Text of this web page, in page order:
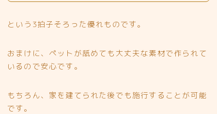
という3拍子そろった優れものです。
おまけに、ペットが舐めても大丈夫な素材で作られて
いるので安心です。
もちろん、 家を建てられた後でも施行することが可能
です。